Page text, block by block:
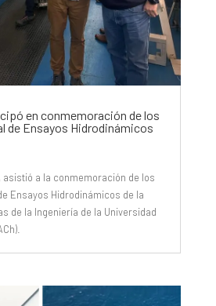
en conmemoración de los
de Ensayos Hidrodinámicos
asistió a la conmemoración de los
Ensayos Hidrodinámicos de la
de la Ingeniería de la Universidad